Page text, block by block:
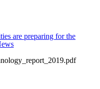
are preparing for the